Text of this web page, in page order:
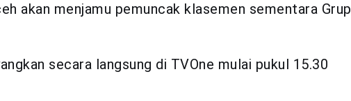
akan menjamu pemuncak klasemen sementara Grup
secara langsung di TVOne mulai pukul 15.30